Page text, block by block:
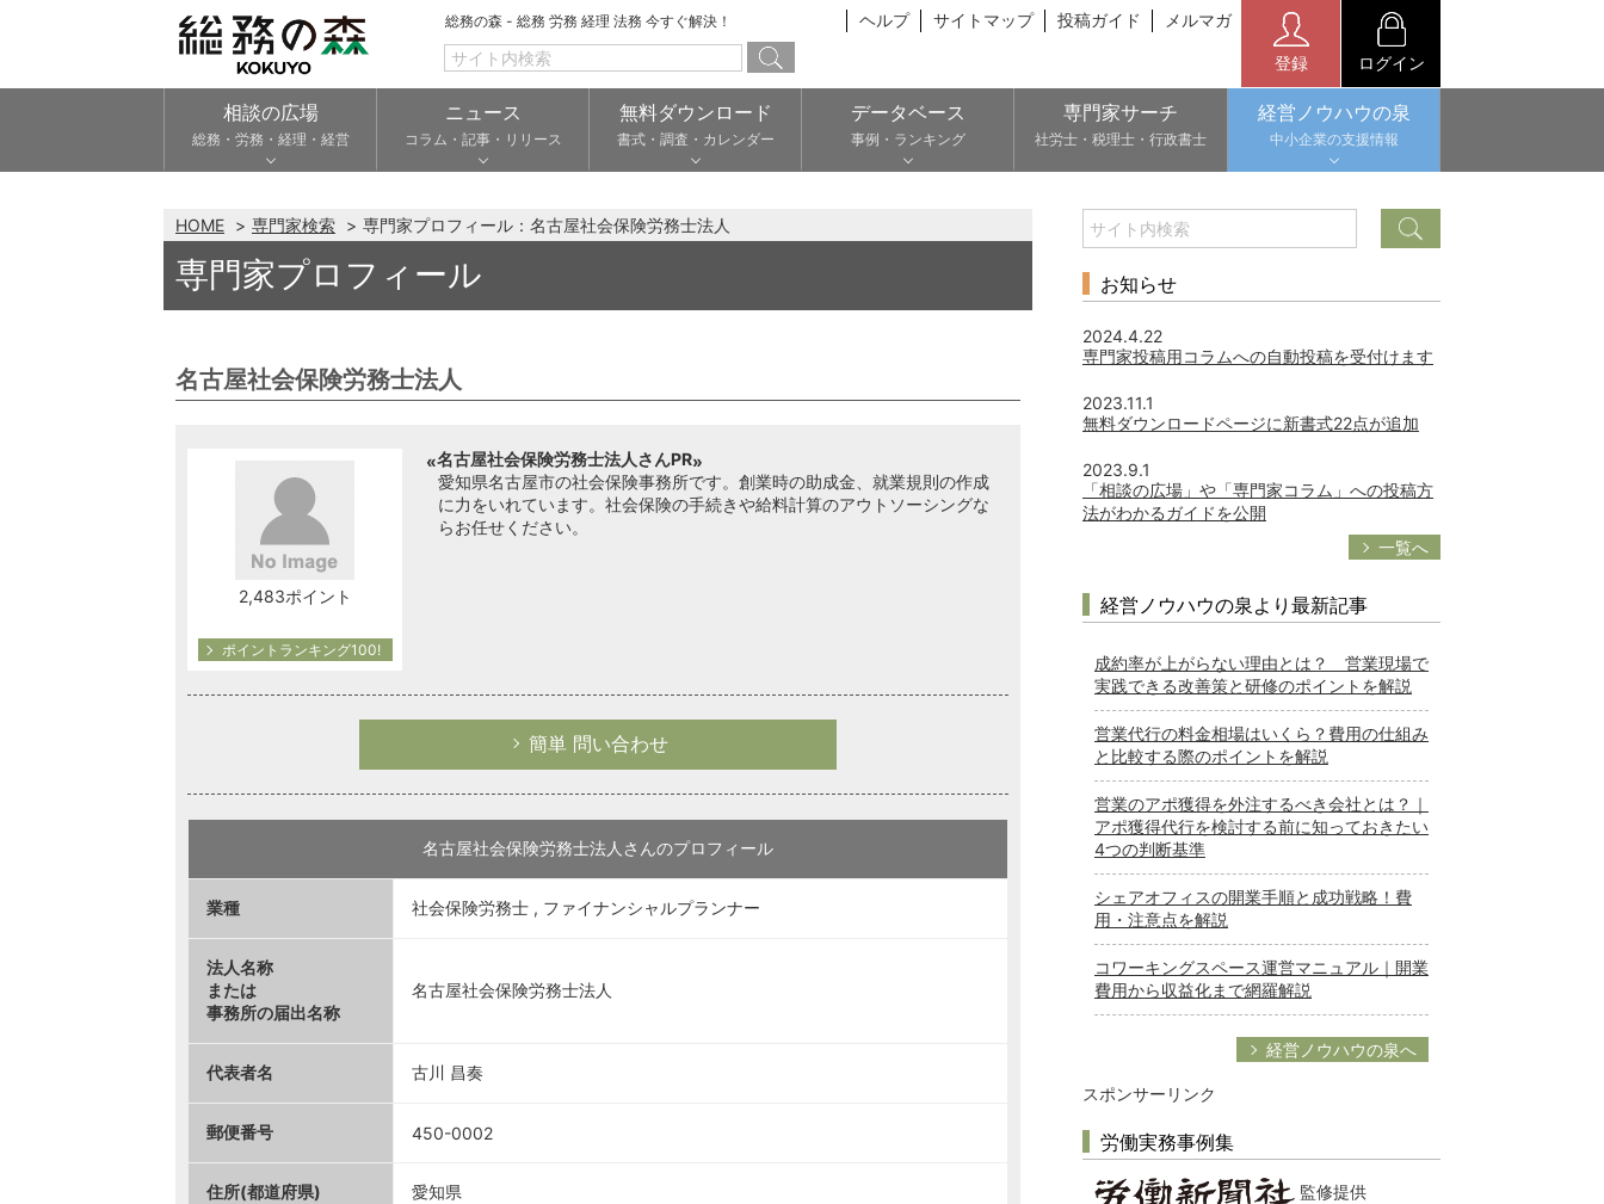
総務の森 - 総務 労務 経理 法務 今すぐ解決！ ヘルプ サイトマップ 投稿ガイド メルマガ
登録 ログイン
相談の広場
総務・労務・経理・経営
ニュース
コラム・記事・リリース
無料ダウンロード
書式・調査・カレンダー
データベース
事例・ランキング
専門家サーチ
社労士・税理士・行政書士
経営ノウハウの泉
中小企業の支援情報
HOME 専門家検索 専門家プロフィール：名古屋社会保険労務士法人
専門家プロフィール
名古屋社会保険労務士法人
2,483ポイント
ポイントランキング100!
名古屋社会保険労務士法人さんPR
愛知県名古屋市の社会保険事務所です。創業時の助成金、就業規則の作成
に力をいれています。社会保険の手続きや給料計算のアウトソーシングな
らお任せください。
簡単 問い合わせ
名古屋社会保険労務士法人さんのプロフィール
業種 社会保険労務士 , ファイナンシャルプランナー
法人名称
または
事務所の届出名称
名古屋社会保険労務士法人
代表者名 古川 昌奏
郵便番号 450-0002
住所(都道府県) 愛知県
お知らせ
2024.4.22
専門家投稿用コラムへの自動投稿を受付けます
2023.11.1
無料ダウンロードページに新書式22点が追加
2023.9.1
「相談の広場」や「専門家コラム」への投稿方
法がわかるガイドを公開
一覧へ
経営ノウハウの泉より最新記事
成約率が上がらない理由とは？ 営業現場で
実践できる改善策と研修のポイントを解説
営業代行の料金相場はいくら？費用の仕組み
と比較する際のポイントを解説
営業のアポ獲得を外注するべき会社とは？｜
アポ獲得代行を検討する前に知っておきたい
4つの判断基準
シェアオフィスの開業手順と成功戦略！費
用・注意点を解説
コワーキングスペース運営マニュアル｜開業
費用から収益化まで網羅解説
経営ノウハウの泉へ
スポンサーリンク
労働実務事例集
監修提供